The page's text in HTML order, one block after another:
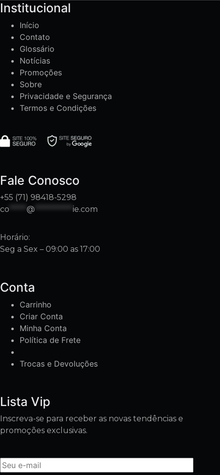
Institucional
Início
Contato
Glossário
Notícias
Promoções
Sobre
Privacidade e Segurança
Termos e Condições
Fale Conosco
+55 (71) 98418-5298
co ***** @ *********** ie.com
Horário:
Seg a Sex – 09:00 as 17:00
Conta
Carrinho
Criar Conta
Minha Conta
Política de Frete
Trocas e Devoluções
Lista Vip
Inscreva-se para receber as novas tendências e
promoções exclusivas.